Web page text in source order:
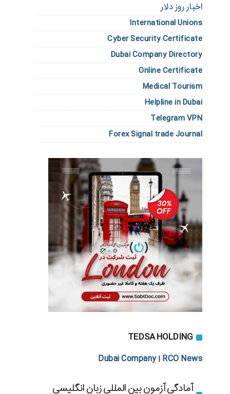
اخبار روز دلار
International Unions
Cyber Security Certificate
Dubai Company Directory
Online Certificate
Medical Tourism
Helpline in Dubai
Telegram VPN
Forex Signal trade Journal
TEDSA HOLDING
Dubai Company| RCO News
آمادگی آزمون بین المللی زبان انگلیسی